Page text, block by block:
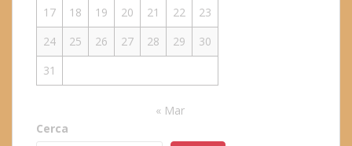
17 18 19 20 21 22
23
24
25 26 27 28 29
30
31
« Mar
Cerca